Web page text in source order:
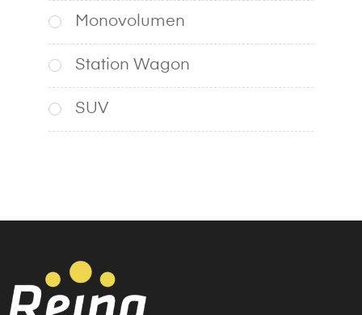
Monovolumen
Station Wagon
SUV